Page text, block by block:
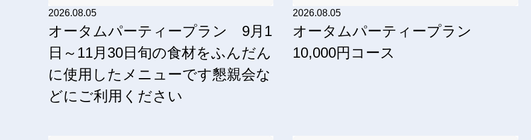
2026.08.05
オータムパーティープラン 9月1
日～11月30日旬の食材をふんだん
に使用したメニューです懇親会な
どにご利用ください
2026.08.05
オータムパーティープラン
10,000円コース